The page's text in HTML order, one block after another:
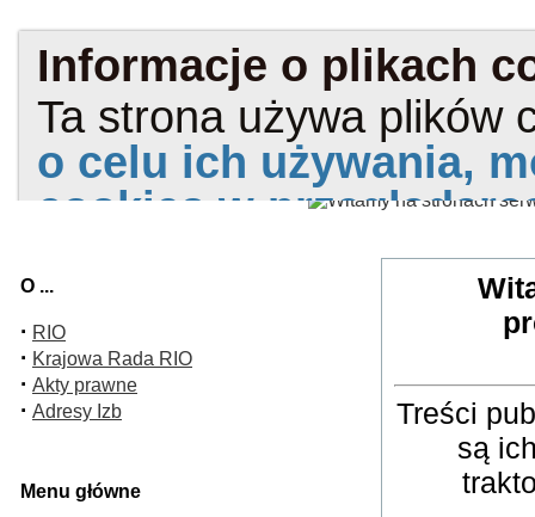
O ...
· RIO
· Krajowa Rada RIO
· Akty prawne
· Adresy Izb
Menu główne
Treści
są